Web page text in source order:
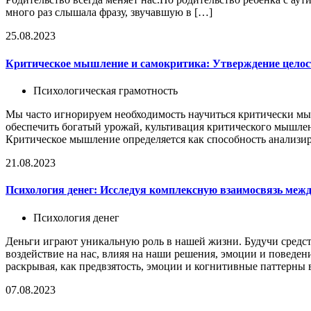
много раз слышала фразу, звучавшую в […]
25.08.2023
Критическое мышление и самокритика: Утверждение
Психологическая грамотность
Мы часто игнорируем необходимость научиться критически
обеспечить богатый урожай, культивация критического
Критическое мышление определяется как способность
21.08.2023
Психология денег: Исследуя комплексную взаимосвязь
Психология денег
Деньги играют уникальную роль в нашей жизни. Будучи
воздействие на нас, влияя на наши решения, эмоции и
раскрывая, как предвзятость, эмоции и когнитивные
07.08.2023